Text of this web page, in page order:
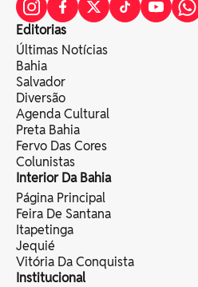
Editorias
Últimas Notícias
Bahia
Salvador
Diversão
Agenda Cultural
Preta Bahia
Fervo Das Cores
Colunistas
Interior Da Bahia
Página Principal
Feira De Santana
Itapetinga
Jequié
Vitória Da Conquista
Institucional